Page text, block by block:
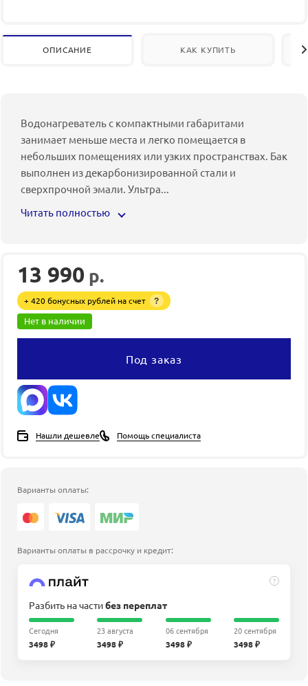
ОПИСАНИЕ КАК КУПИТЬ
Водонагреватель с компактными габаритами
занимает меньше места и легко помещается в
небольших помещениях или узких пространствах. Бак
выполнен из декарбонизированной стали и
сверхпрочной эмали. Ультра...
Читать полностью
13 990 р.
+ 420 бонусных рублей на счет ?
Нет в наличии
Под заказ
Нашли дешевле Помощь специалиста
Варианты оплаты:
Варианты оплаты в рассрочку и кредит:
?
Разбить на частибез переплат
Сегодня
3498 ₽
23 августа
3498 ₽
06 сентября
3498 ₽
20 сентября
3498 ₽